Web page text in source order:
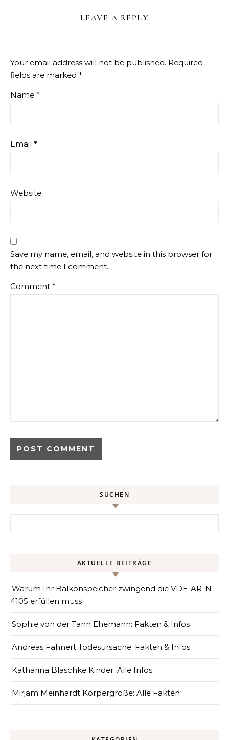
LEAVE A REPLY
Your email address will not be published. Required
fields are marked *
Name *
Email *
Website
Save my name, email, and website in this browser for
the next time I comment.
Comment *
SUCHEN
AKTUELLE BEITRÄGE
Warum Ihr Balkonspeicher zwingend die VDE-AR-N
4105 erfüllen muss
Sophie von der Tann Ehemann: Fakten & Infos
Andreas Fahnert Todesursache: Fakten & Infos
Katharina Blaschke Kinder: Alle Infos
Mirjam Meinhardt Körpergröße: Alle Fakten